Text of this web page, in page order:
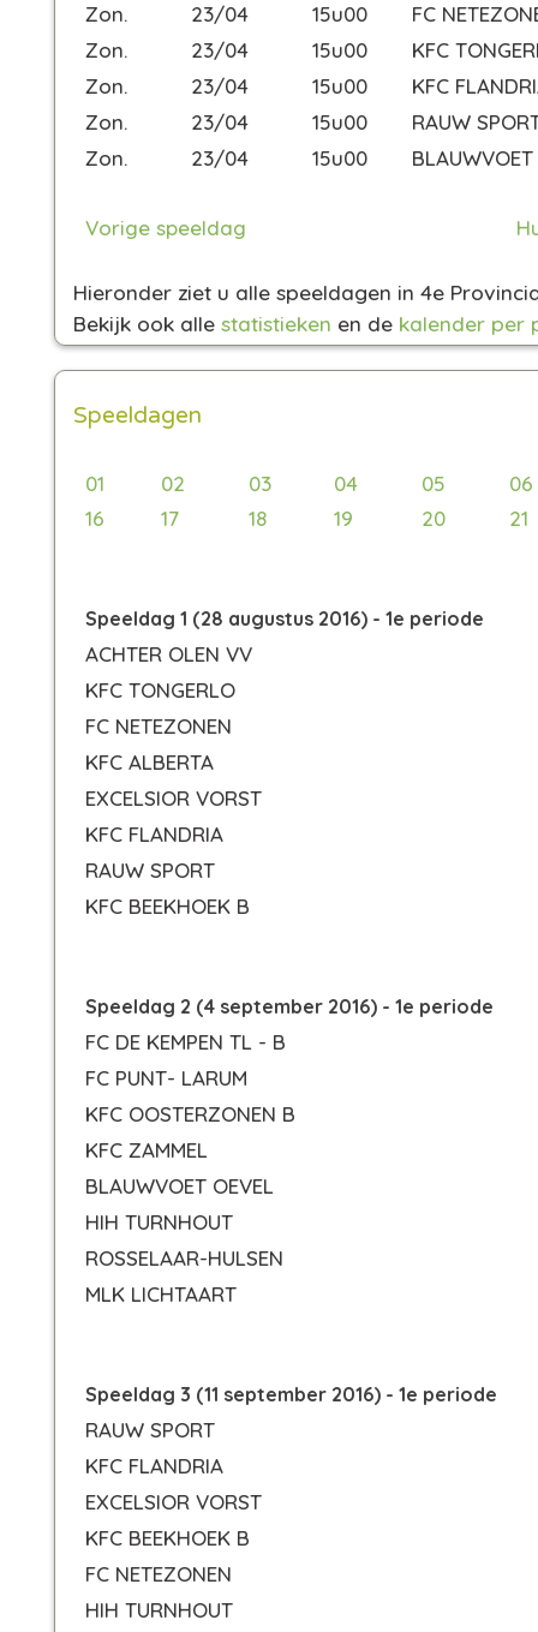
Zon.
23/04 15u00
FC
Zon.
23/04 15u00
KFC
Zon.
23/04 15u00
KFC
Zon.
23/04 15u00
RAUW
Zon.
23/04 15u00 BLAUWVOET
Vorige speeldag
Hieronder ziet u alle speeldagen in 4e
Bekijk ook alle statistieken en de kalender per
Speeldagen
01 02 03 04 05
06
16
17 18 19 20 21
Speeldag 1 (28 augustus 2016) - 1e periode
ACHTER OLEN VV
KFC TONGERLO
FC NETEZONEN
KFC ALBERTA
EXCELSIOR VORST
KFC FLANDRIA
RAUW SPORT
KFC BEEKHOEK B
Speeldag 2 (4 september 2016) - 1e periode
FC DE KEMPEN TL - B
FC PUNT- LARUM
KFC OOSTERZONEN B
KFC ZAMMEL
BLAUWVOET OEVEL
HIH TURNHOUT
ROSSELAAR-HULSEN
MLK LICHTAART
Speeldag 3 (11 september 2016) - 1e periode
RAUW SPORT
KFC FLANDRIA
EXCELSIOR VORST
KFC BEEKHOEK B
FC NETEZONEN
HIH TURNHOUT